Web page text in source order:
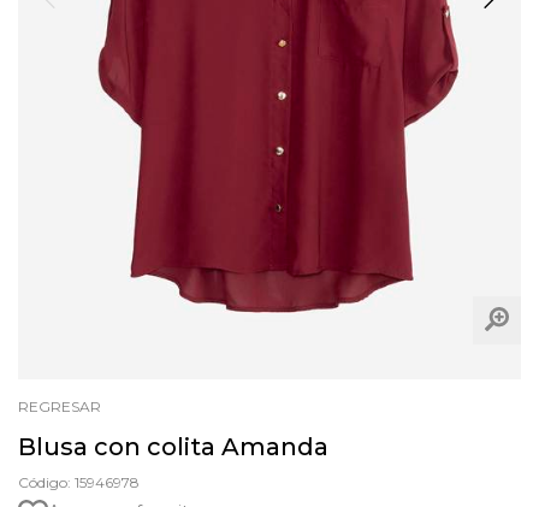
REGRESAR
Blusa con colita Amanda
Código: 15946978